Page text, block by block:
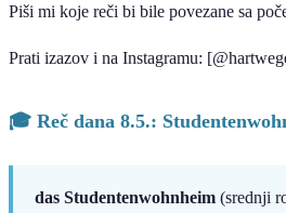
Piši mi koje reči bi bile povezane sa
Prati izazov i na Instagramu:
🎓 Reč dana 8.5.:
das Studentenwohnheim (srednji